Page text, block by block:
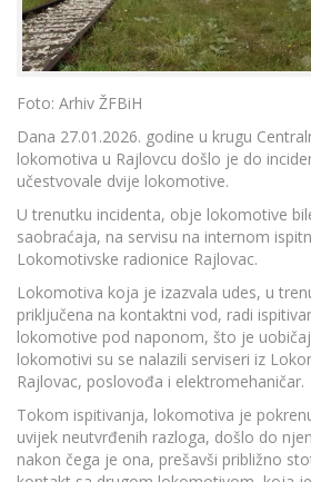
Foto: Arhiv ŽFBiH
Dana 27.01.2026. godine u krugu
lokomotiva u Rajlovcu došlo je do
učestvovale dvije lokomotive.
U trenutku incidenta, obje lokomotive
saobraćaja, na servisu na internom
Lokomotivske radionice Rajlovac.
Lokomotiva koja je izazvala udes, u
priključena na kontaktni vod, radi
lokomotive pod naponom, što je
lokomotivi su se nalazili serviseri iz
Rajlovac, poslovođa i elektromehaničar.
Tokom ispitivanja, lokomotiva je
uvijek neutvrđenih razloga, došlo do
nakon čega je ona, prešavši približno